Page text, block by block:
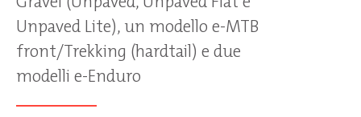
Unpaved Lite), un modello e-MTB
front/Trekking (hardtail) e due
modelli e-Enduro